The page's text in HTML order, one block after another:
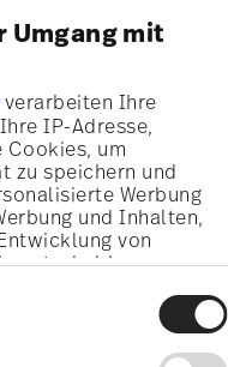
mit
Ihre
IP-Adresse,
Cookies, um
zu speichern und
Werbung
und Inhalten,
von
entscheiden
über die
auf das
oder widerrufen